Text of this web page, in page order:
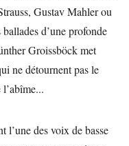
Gustav Mahler ou
d’une profonde
Groissböck met
ne détournent pas le
l’une des voix de basse